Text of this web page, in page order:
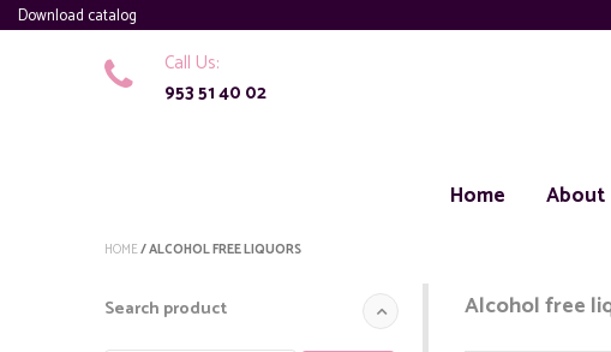
Download catalog
Call Us:
953 51 40 02
Home About
HOME/ ALCOHOL FREE LIQUORS
Alcohol free
Search product